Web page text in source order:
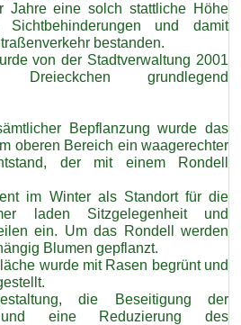
Jahre eine solch stattliche Höhe
und damit
bestanden.
von der Stadtverwaltung 2001
grundlegend
Bepflanzung wurde das
oberen Bereich ein waagerechter
der mit einem Rondell
im Winter als Standort für die
laden Sitzgelegenheit und
ein. Um das Rondell werden
Blumen gepflanzt.
wurde mit Rasen begrünt und
die Beseitigung der
und eine Reduzierung des